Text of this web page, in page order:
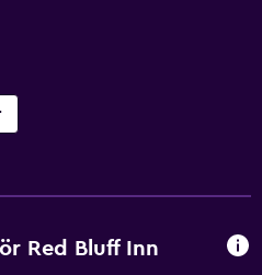
Red Bluff Inn